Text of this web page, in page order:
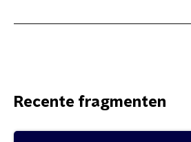
Recente fragmenten